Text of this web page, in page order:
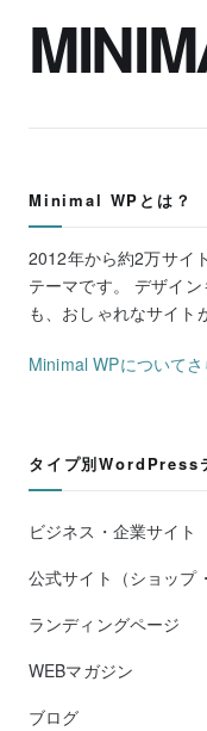
Minimal WPとは？
2012年から約2万サイ
テーマです。 デザイ
も、おしゃれなサイト
Minimal WPについて
タイプ別WordPress
ビジネス・企業サイト
公式サイト（ショップ
ランディングページ
WEBマガジン
ブログ